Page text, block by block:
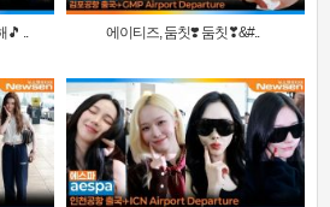
🎵 .. 에이티즈, 둠칫❣️ 둠칫❣&#..